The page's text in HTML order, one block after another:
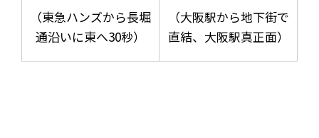
（東急ハンズから長堀
通沿いに東へ30秒）
（大阪駅から地下街で
直結、大阪駅真正面）